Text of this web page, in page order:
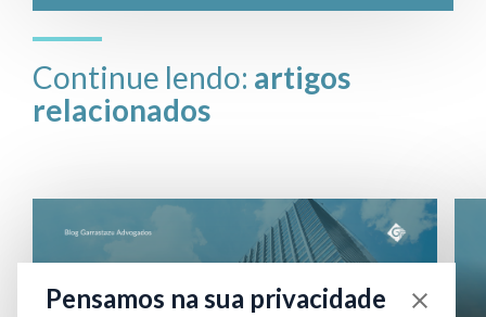
Continue lendo: artigos
relacionados
Pensamos na sua privacidade